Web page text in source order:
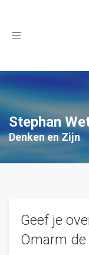
Toggle
Stephan
Denken en Zijn
Geef je
Omarm